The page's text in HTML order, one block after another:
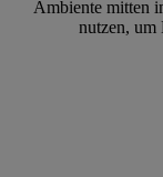
Ambiente mitten
nutzen, um